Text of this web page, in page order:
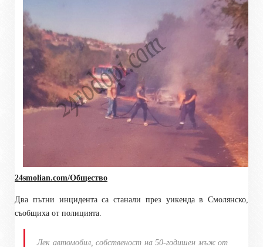
24smolian.com/Общество
Два пътни инцидента са станали през уикенда в Смолянско,
съобщиха от полицията.
Лек автомобил, собственост на 50-годишен мъж от